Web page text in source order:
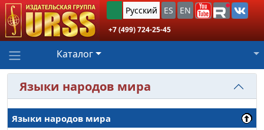
Русский ES EN
+7 (499) 724-25-45
Каталог
Языки народов мира
Языки народов мира